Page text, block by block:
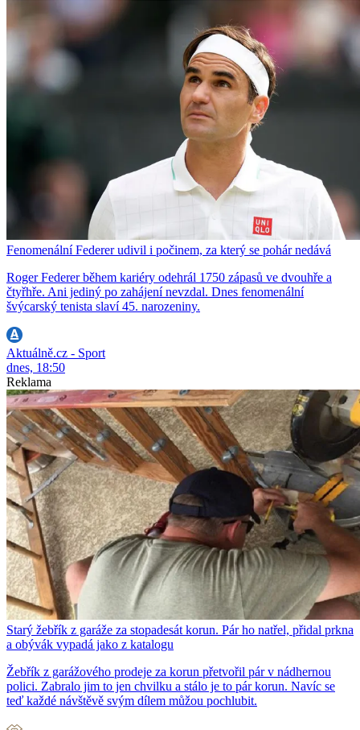
Fenomenální Federer udivil i počinem, za který se pohár nedává
Roger Federer během kariéry odehrál 1750 zápasů ve dvouhře a
čtyřhře. Ani jediný po zahájení nevzdal. Dnes fenomenální
švýcarský tenista slaví 45. narozeniny.
Aktuálně.cz - Sport
dnes, 18:50
Reklama
Starý žebřík z garáže za stopadesát korun. Pár ho natřel, přidal prkna
a obývák vypadá jako z katalogu
Žebřík z garážového prodeje za korun přetvořil pár v nádhernou
polici. Zabralo jim to jen chvilku a stálo je to pár korun. Navíc se
teď každé návštěvě svým dílem můžou pochlubit.